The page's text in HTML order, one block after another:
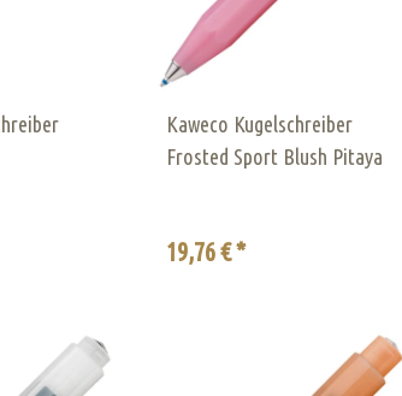
Kaweco Kugelschreiber
Frosted Sport Blush Pitaya
19,76 € *